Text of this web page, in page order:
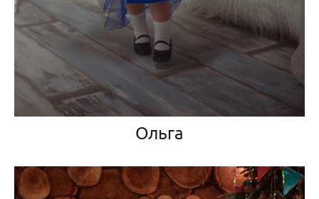
Ольга